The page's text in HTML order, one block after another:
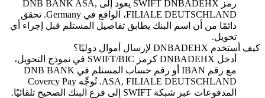
رمز SWIFT DNBADEHX يعود إلى DNB BANK ASA,
FILIALE DEUTSCHLAND، الواقع في Germany. تحقق
دائمًا من أن اسم البنك يطابق تفاصيل المستلم قبل إجراء أي
تحويل.
كيف أستخدم DNBADEHX لإرسال أموال دوليًا؟
أدخل DNBADEHX كرمز SWIFT/BIC في نموذج التحويل،
مع رقم IBAN أو رقم حساب المستلم في DNB BANK
ASA, FILIALE DEUTSCHLAND. تُوجِّه Covercy Pay
المدفوعات عبر شبكة SWIFT إلى فرع البنك الصحيح تلقائيًا.